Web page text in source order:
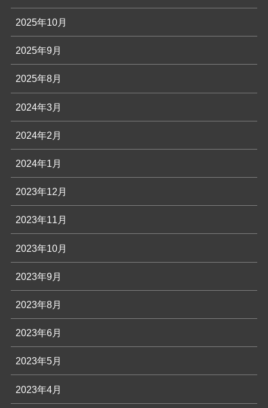
2025年10月
2025年9月
2025年8月
2024年3月
2024年2月
2024年1月
2023年12月
2023年11月
2023年10月
2023年9月
2023年8月
2023年6月
2023年5月
2023年4月